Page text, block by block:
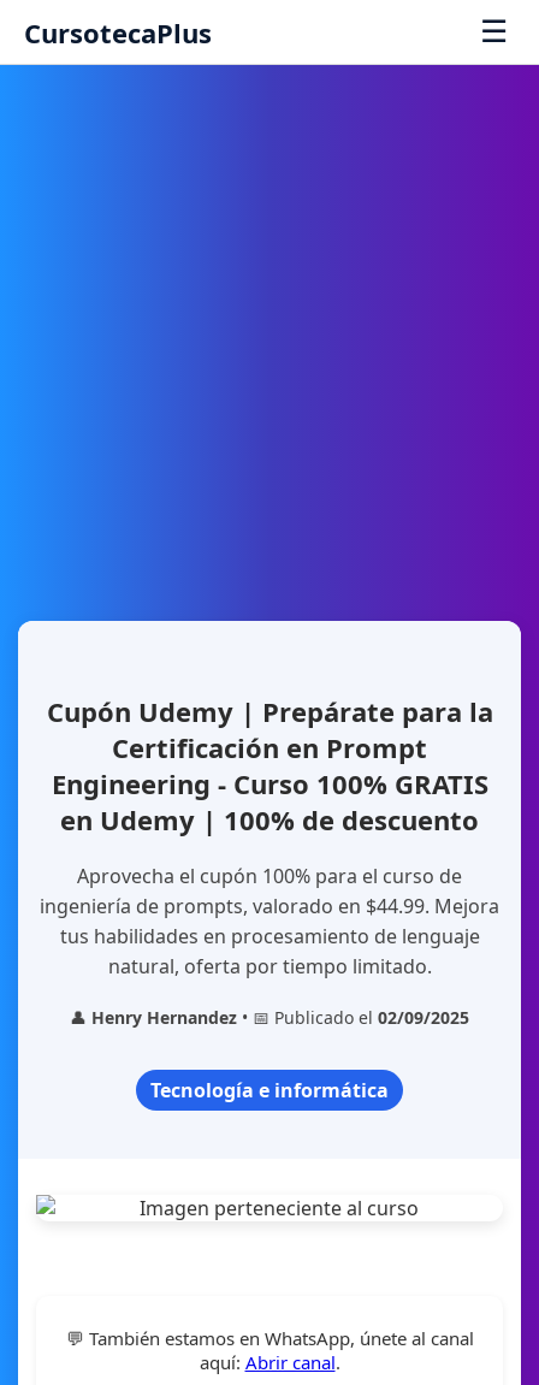
CursotecaPlus ☰
Cupón Udemy | Prepárate para la
Certificación en Prompt
Engineering - Curso 100% GRATIS
en Udemy | 100% de descuento
Aprovecha el cupón 100% para el curso de
ingeniería de prompts, valorado en $44.99. Mejora
tus habilidades en procesamiento de lenguaje
natural, oferta por tiempo limitado.
👤 Henry Hernandez • 📅 Publicado el 02/09/2025
Tecnología e informática
💬 También estamos en WhatsApp, únete al canal
aquí: Abrir canal.